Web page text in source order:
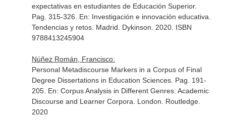
expectativas en estudiantes de Educación Superior.
Pag. 315-326. En: Investigación e innovación educativa.
Tendencias y retos. Madrid. Dykinson. 2020. ISBN
9788413245904
Núñez Román, Francisco:
Personal Metadiscourse Markers in a Corpus of Final
Degree Dissertations in Education Sciences. Pag. 191-
205. En: Corpus Analysis in Different Genres: Academic
Discourse and Learner Corpora . London. Routledge.
2020